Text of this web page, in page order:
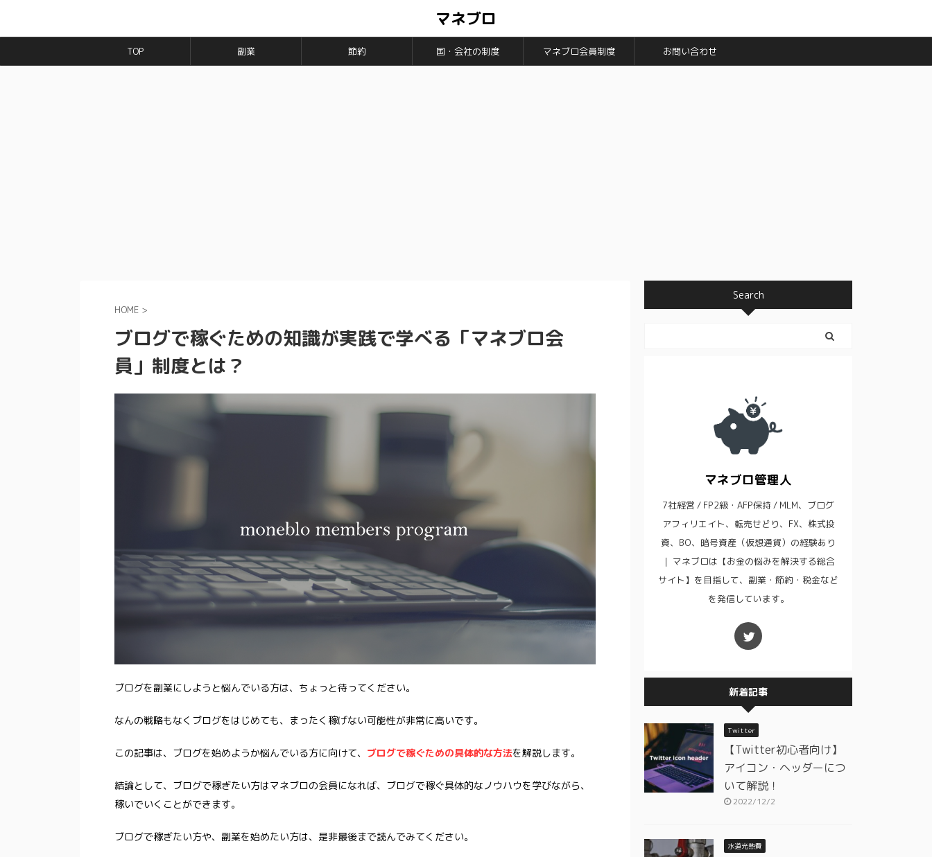
マネブロ
TOP 副業 節約 国・会社の制度 マネブロ会員制度 お問い合わせ
HOME >
ブログで稼ぐための知識が実践で学べる「マネブロ会
員」制度とは？
ブログを副業にしようと悩んでいる方は、ちょっと待ってください。
なんの戦略もなくブログをはじめても、まったく稼げない可能性が非常に高いです。
この記事は、ブログを始めようか悩んでいる方に向けて、 ブログで稼ぐための具体的な方法を解説します。
結論として、ブログで稼ぎたい方はマネブロの会員になれば、ブログで稼ぐ具体的なノウハウを学びながら、
稼いでいくことができます。
ブログで稼ぎたい方や、副業を始めたい方は、是非最後まで読んでみてください。
Search
マネブロ管理人
7社経営 / FP2級・AFP保持 / MLM、ブログ
アフィリエイト、転売せどり、FX、株式投
資、BO、暗号資産（仮想通貨）の経験あり
｜ マネブロは【お金の悩みを解決する総合
サイト】を目指して、副業・節約・税金など
を発信しています。
新着記事
Twitter
【Twitter初心者向け】
アイコン・ヘッダーにつ
いて解説！
2022/12/2
水道光熱費